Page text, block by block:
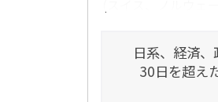
日系、経済
30日を超え